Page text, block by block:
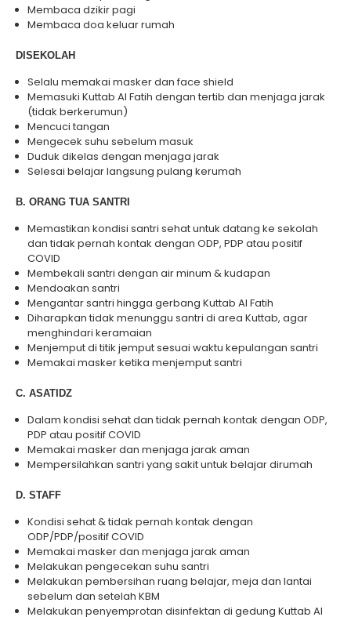
Membaca dzikir pagi
Membaca doa keluar rumah
DISEKOLAH
Selalu memakai masker dan face shield
Memasuki Kuttab Al Fatih dengan tertib dan menjaga jarak
(tidak berkerumun)
Mencuci tangan
Mengecek suhu sebelum masuk
Duduk dikelas dengan menjaga jarak
Selesai belajar langsung pulang kerumah
B. ORANG TUA SANTRI
Memastikan kondisi santri sehat untuk datang ke sekolah
dan tidak pernah kontak dengan ODP, PDP atau positif
COVID
Membekali santri dengan air minum & kudapan
Mendoakan santri
Mengantar santri hingga gerbang Kuttab Al Fatih
Diharapkan tidak menunggu santri di area Kuttab, agar
menghindari keramaian
Menjemput di titik jemput sesuai waktu kepulangan santri
Memakai masker ketika menjemput santri
C. ASATIDZ
Dalam kondisi sehat dan tidak pernah kontak dengan ODP,
PDP atau positif COVID
Memakai masker dan menjaga jarak aman
Mempersilahkan santri yang sakit untuk belajar dirumah
D. STAFF
Kondisi sehat & tidak pernah kontak dengan
ODP/PDP/positif COVID
Memakai masker dan menjaga jarak aman
Melakukan pengecekan suhu santri
Melakukan pembersihan ruang belajar, meja dan lantai
sebelum dan setelah KBM
Melakukan penyemprotan disinfektan di gedung Kuttab Al